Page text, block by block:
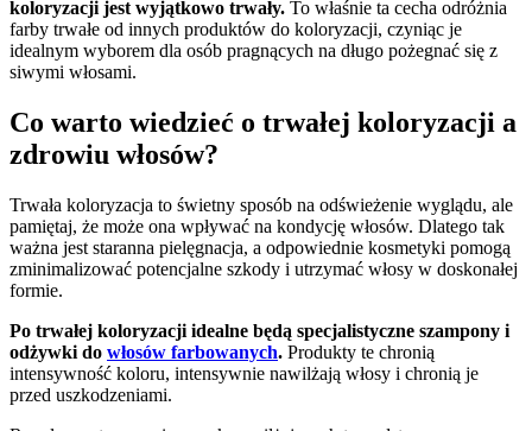
koloryzacji jest wyjątkowo trwały. To właśnie ta cecha odróżnia
farby trwałe od innych produktów do koloryzacji, czyniąc je
idealnym wyborem dla osób pragnących na długo pożegnać się z
siwymi włosami.
Co warto wiedzieć o trwałej koloryzacji a
zdrowiu włosów?
Trwała koloryzacja to świetny sposób na odświeżenie wyglądu, ale
pamiętaj, że może ona wpływać na kondycję włosów. Dlatego tak
ważna jest staranna pielęgnacja, a odpowiednie kosmetyki pomogą
zminimalizować potencjalne szkody i utrzymać włosy w doskonałej
formie.
Po trwałej koloryzacji idealne będą specjalistyczne szampony i
odżywki do włosów farbowanych. Produkty te chronią
intensywność koloru, intensywnie nawilżają włosy i chronią je
przed uszkodzeniami.